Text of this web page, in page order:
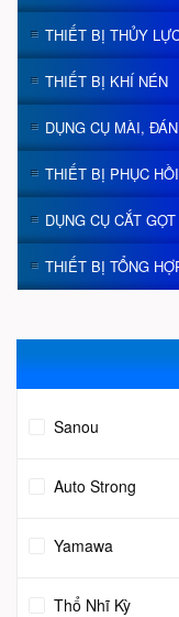
THIẾT BỊ THỦY
THIẾT BỊ KHÍ NÉN
DỤNG CỤ MÀI,
THIẾT BỊ PHỤC
DỤNG CỤ CẮT GỌT
THIẾT BỊ TỔNG
Sanou
Auto Strong
Yamawa
Thổ Nhĩ Kỳ